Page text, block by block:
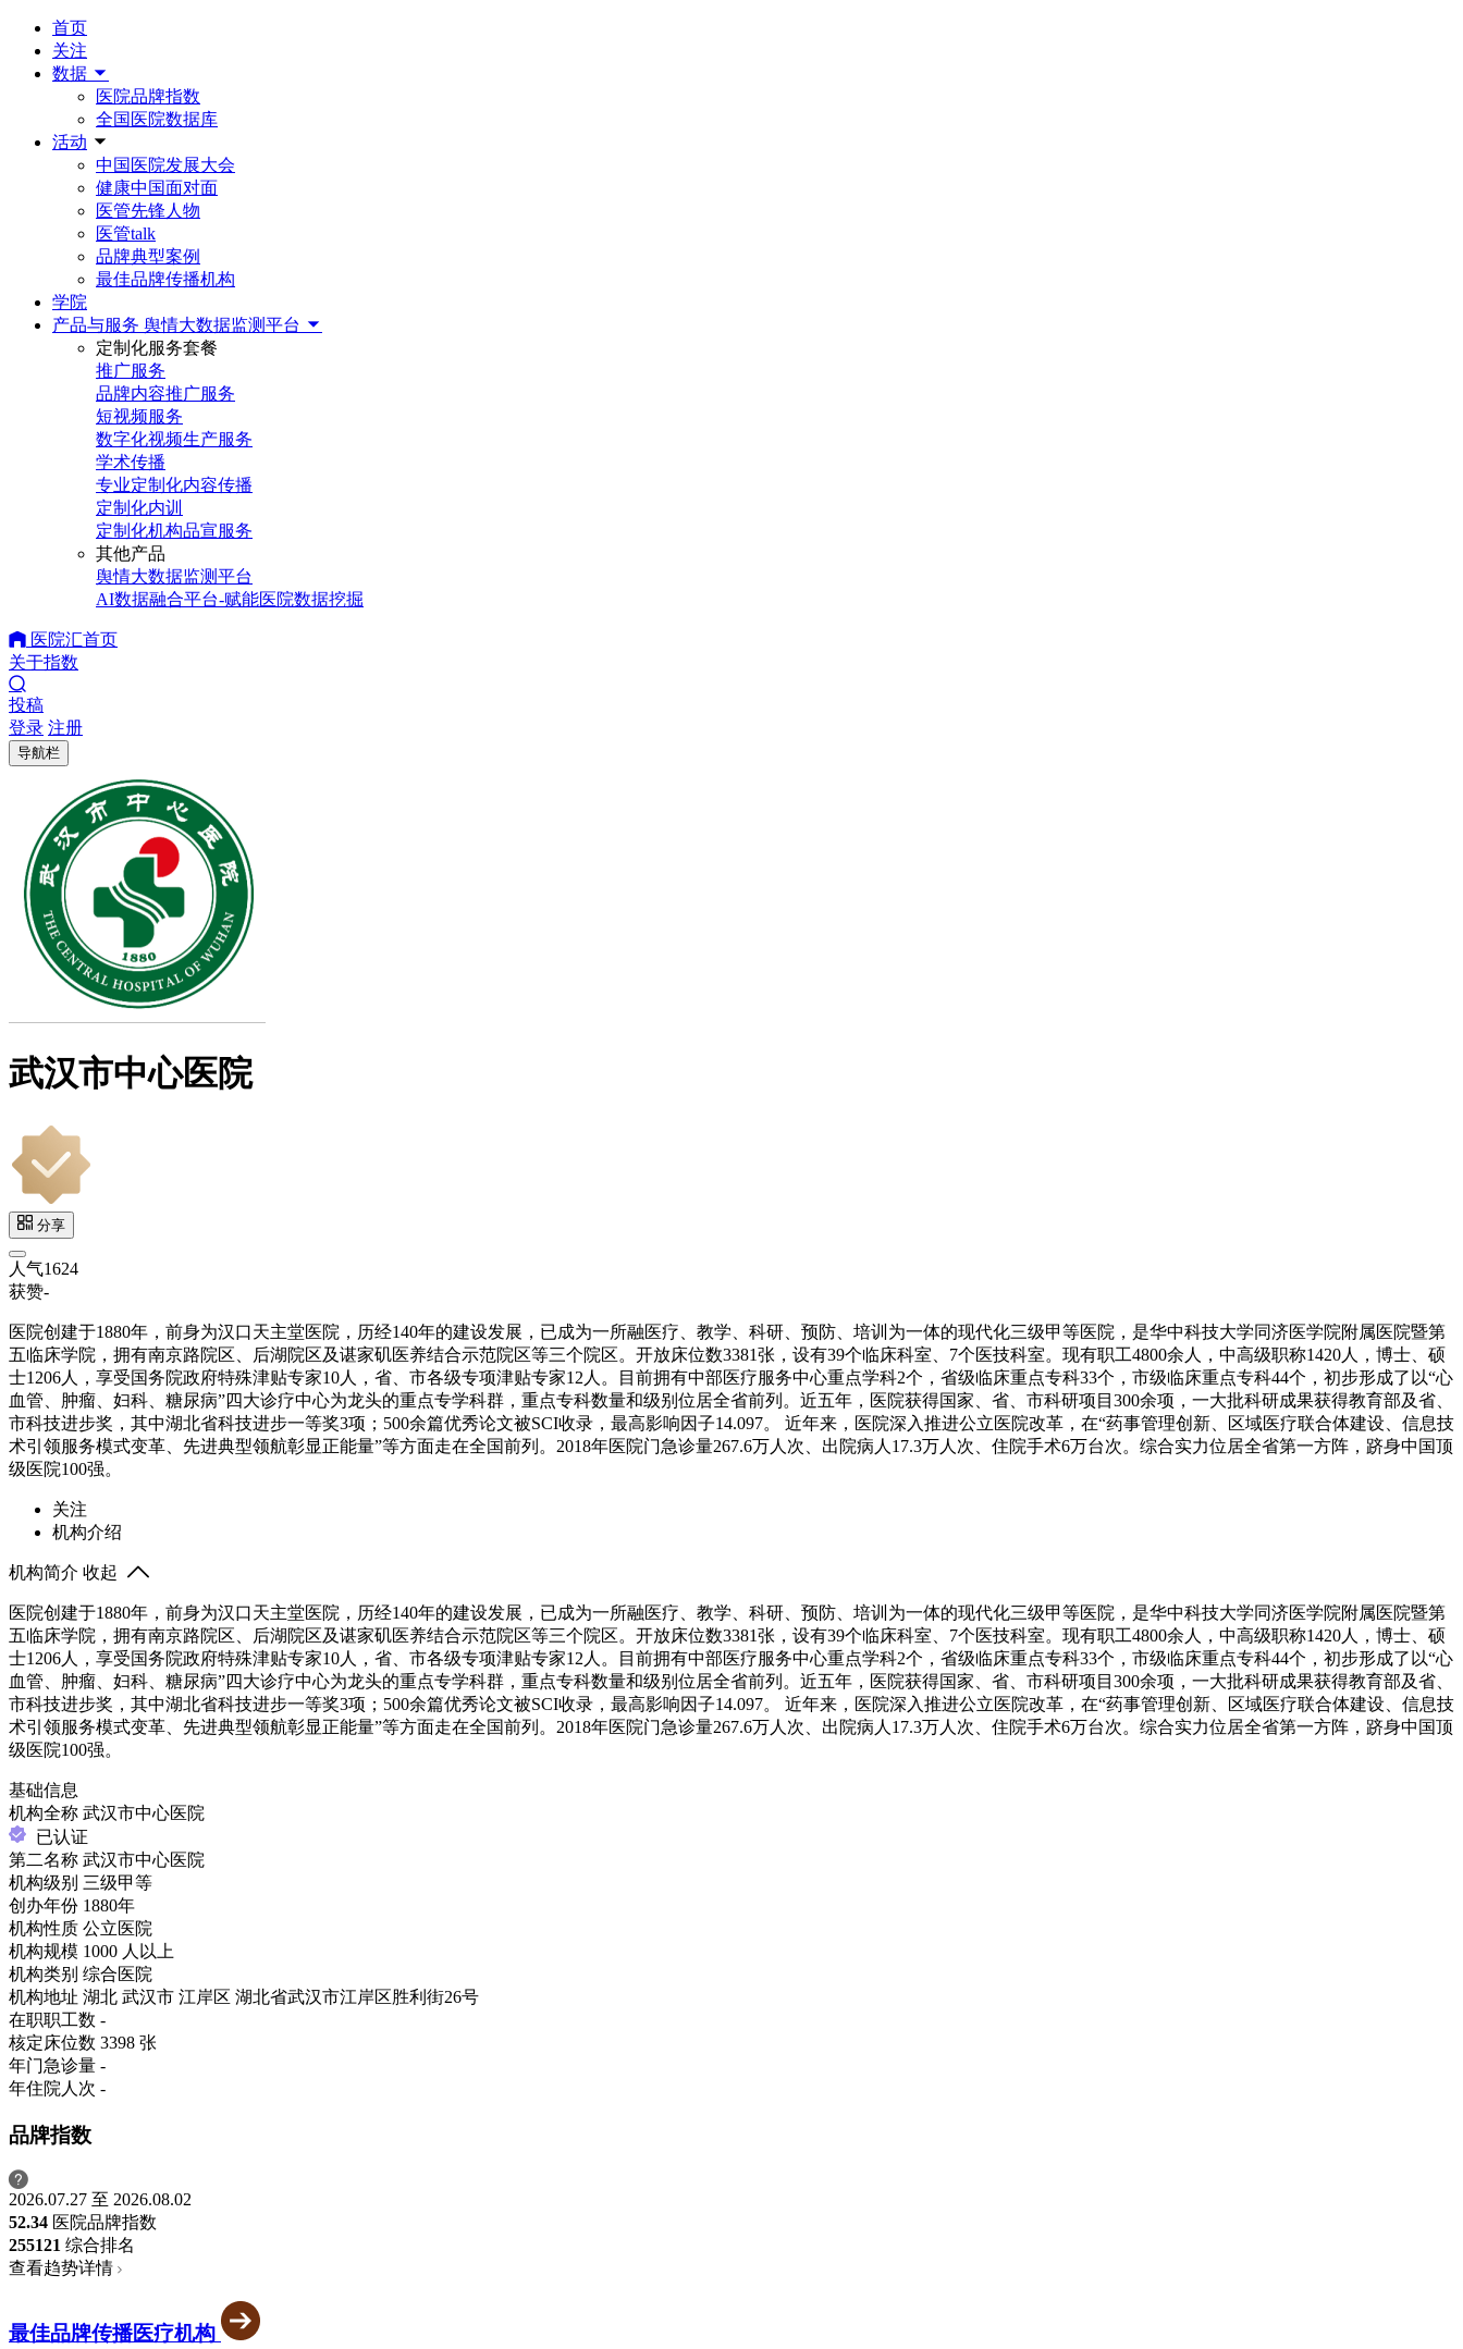
首页
关注
数据
医院品牌指数
全国医院数据库
活动
中国医院发展大会
健康中国面对面
医管先锋人物
医管talk
品牌典型案例
最佳品牌传播机构
学院
产品与服务 舆情大数据监测平台
定制化服务套餐
推广服务
品牌内容推广服务
短视频服务
数字化视频生产服务
学术传播
专业定制化内容传播
定制化内训
定制化机构品宣服务
其他产品
舆情大数据监测平台
AI数据融合平台-赋能医院数据挖掘
医院汇首页
关于指数
投稿
登录 注册
导航栏
武汉市中心医院
分享
人气1624
获赞-
医院创建于1880年，前身为汉口天主堂医院，历经140年的建设发展，已成为一所融医疗、教学、科研、预防、培训为一体的现代化三级甲等医院，是华中科技大学同济医学院附属医院暨第
五临床学院，拥有南京路院区、后湖院区及谌家矶医养结合示范院区等三个院区。开放床位数3381张，设有39个临床科室、7个医技科室。现有职工4800余人，中高级职称1420人，博士、硕
士1206人，享受国务院政府特殊津贴专家10人，省、市各级专项津贴专家12人。目前拥有中部医疗服务中心重点学科2个，省级临床重点专科33个，市级临床重点专科44个，初步形成了以“心
血管、肿瘤、妇科、糖尿病”四大诊疗中心为龙头的重点专学科群，重点专科数量和级别位居全省前列。近五年，医院获得国家、省、市科研项目300余项，一大批科研成果获得教育部及省、
市科技进步奖，其中湖北省科技进步一等奖3项；500余篇优秀论文被SCI收录，最高影响因子14.097。 近年来，医院深入推进公立医院改革，在“药事管理创新、区域医疗联合体建设、信息技
术引领服务模式变革、先进典型领航彰显正能量”等方面走在全国前列。2018年医院门急诊量267.6万人次、出院病人17.3万人次、住院手术6万台次。综合实力位居全省第一方阵，跻身中国顶
级医院100强。
关注
机构介绍
机构简介 收起
医院创建于1880年，前身为汉口天主堂医院，历经140年的建设发展，已成为一所融医疗、教学、科研、预防、培训为一体的现代化三级甲等医院，是华中科技大学同济医学院附属医院暨第
五临床学院，拥有南京路院区、后湖院区及谌家矶医养结合示范院区等三个院区。开放床位数3381张，设有39个临床科室、7个医技科室。现有职工4800余人，中高级职称1420人，博士、硕
士1206人，享受国务院政府特殊津贴专家10人，省、市各级专项津贴专家12人。目前拥有中部医疗服务中心重点学科2个，省级临床重点专科33个，市级临床重点专科44个，初步形成了以“心
血管、肿瘤、妇科、糖尿病”四大诊疗中心为龙头的重点专学科群，重点专科数量和级别位居全省前列。近五年，医院获得国家、省、市科研项目300余项，一大批科研成果获得教育部及省、
市科技进步奖，其中湖北省科技进步一等奖3项；500余篇优秀论文被SCI收录，最高影响因子14.097。 近年来，医院深入推进公立医院改革，在“药事管理创新、区域医疗联合体建设、信息技
术引领服务模式变革、先进典型领航彰显正能量”等方面走在全国前列。2018年医院门急诊量267.6万人次、出院病人17.3万人次、住院手术6万台次。综合实力位居全省第一方阵，跻身中国顶
级医院100强。
基础信息
机构全称 武汉市中心医院
已认证
第二名称 武汉市中心医院
机构级别 三级甲等
创办年份 1880年
机构性质 公立医院
机构规模 1000 人以上
机构类别 综合医院
机构地址 湖北 武汉市 江岸区 湖北省武汉市江岸区胜利街26号
在职职工数 -
核定床位数 3398 张
年门急诊量 -
年住院人次 -
品牌指数
2026.07.27 至 2026.08.02
52.34 医院品牌指数
255121 综合排名
查看趋势详情
最佳品牌传播医疗机构